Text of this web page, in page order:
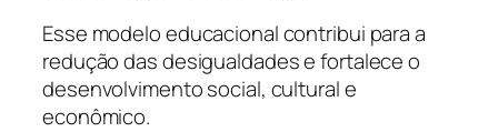
Esse modelo educacional contribui para a
redução das desigualdades e fortalece o
desenvolvimento social, cultural e
econômico.